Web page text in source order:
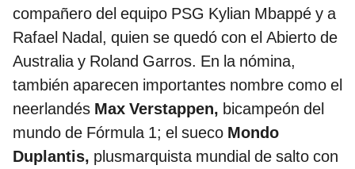
compañero del equipo PSG Kylian Mbappé y a
Rafael Nadal, quien se quedó con el Abierto de
Australia y Roland Garros. En la nómina,
también aparecen importantes nombre como el
neerlandés Max Verstappen, bicampeón del
mundo de Fórmula 1; el sueco Mondo
Duplantis, plusmarquista mundial de salto con